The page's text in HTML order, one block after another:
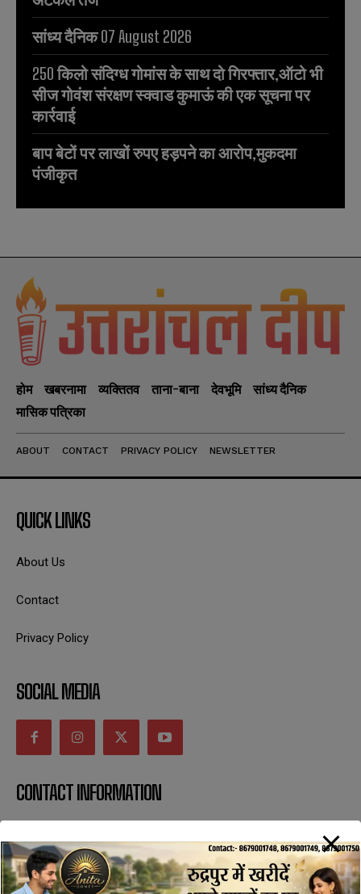
सांध्य दैनिक 07 August 2026
250 किलो संदिग्ध गोमांस के साथ दो गिरफ्तार,ऑटो भी
सीज गोवंश संरक्षण स्क्वाड कुमाऊं की एक सूचना पर
कार्रवाई
बाप बेटों पर लाखों रुपए हड़पने का आरोप,मुकदमा
पंजीकृत
होम खबरनामा व्यक्तितव ताना-बाना देवभूमि
सांध्य दैनिक
मासिक पत्रिका
ABOUT CONTACT PRIVACY POLICY NEWSLETTER
QUICK LINKS
About Us
Contact
Privacy Policy
SOCIAL MEDIA
CONTACT INFORMATION
SUBSCRIBE NOW